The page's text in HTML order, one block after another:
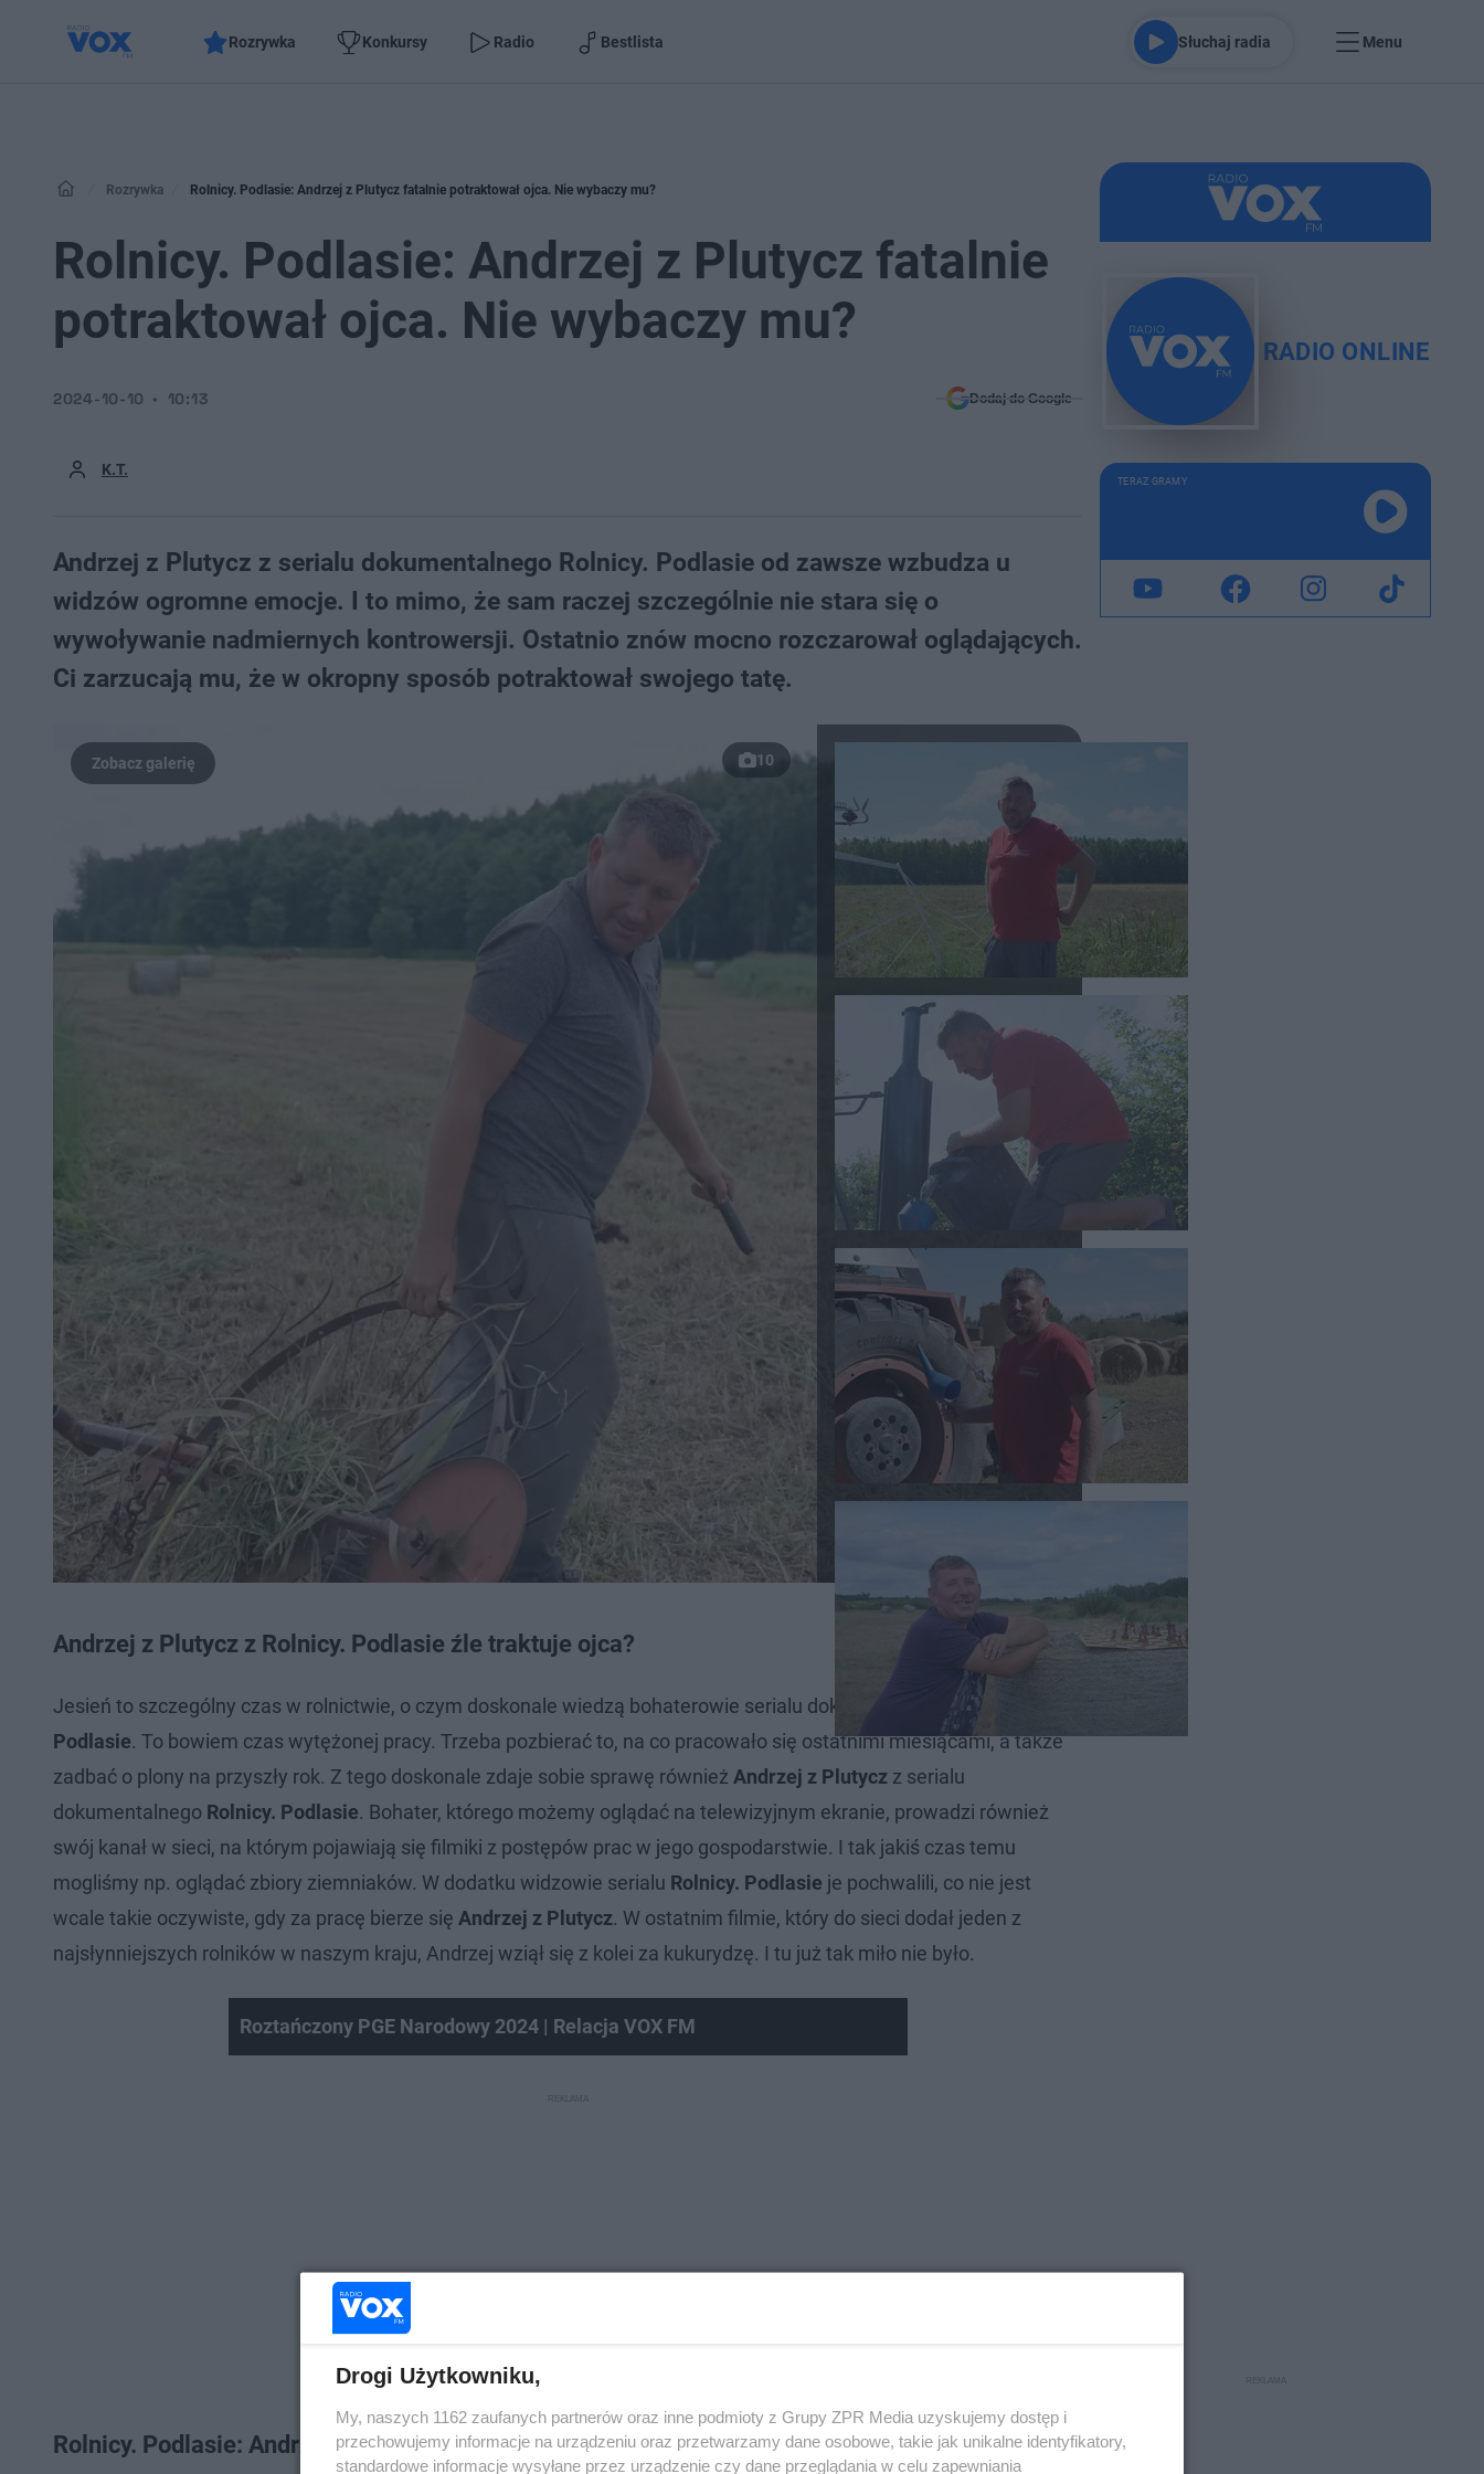
Rozrywka Konkursy Radio Bestlista Słuchaj radia Menu
Rozrywka Rolnicy. Podlasie: Andrzej z Plutycz fatalnie potraktował ojca. Nie wybaczy mu?
Rolnicy. Podlasie: Andrzej z Plutycz fatalnie
potraktował ojca. Nie wybaczy mu?
K.T.
2024-10-10 10:13 Dodaj do Google
Andrzej z Plutycz z serialu dokumentalnego Rolnicy. Podlasie od zawsze wzbudza u
widzów ogromne emocje. I to mimo, że sam raczej szczególnie nie stara się o
wywoływanie nadmiernych kontrowersji. Ostatnio znów mocno rozczarował oglądających.
Ci zarzucają mu, że w okropny sposób potraktował swojego tatę.
10
Andrzej z Plutycz z Rolnicy. Podlasie źle traktuje ojca?
Jesień to szczególny czas w rolnictwie, o czym doskonale wiedzą bohaterowie serialu dokumentalnegoRolnicy.
Podlasie. To bowiem czas wytężonej pracy. Trzeba pozbierać to, na co pracowało się ostatnimi miesiącami, a także
zadbać o plony na przyszły rok. Z tego doskonale zdaje sobie sprawę również Andrzej z Plutycz z serialu
dokumentalnego Rolnicy. Podlasie. Bohater, którego możemy oglądać na telewizyjnym ekranie, prowadzi również
swój kanał w sieci, na którym pojawiają się filmiki z postępów prac w jego gospodarstwie. I tak jakiś czas temu
mogliśmy np. oglądać zbiory ziemniaków. W dodatku widzowie serialu Rolnicy. Podlasie je pochwalili, co nie jest
wcale takie oczywiste, gdy za pracę bierze się Andrzej z Plutycz. W ostatnim filmie, który do sieci dodał jeden z
najsłynniejszych rolników w naszym kraju, Andrzej wziął się z kolei za kukurydzę. I tu już tak miło nie było.
Roztańczony PGE Narodowy 2024 | Relacja VOX FM
Rolnicy. Podlasie: Andrzej z Plutycz krytykowany przez internautów
RADIO ONLINE
TERAZ GRAMY
Drogi Użytkowniku,
My, naszych 1162 zaufanych partnerów oraz inne podmioty z Grupy ZPR Media uzyskujemy dostęp i
przechowujemy informacje na urządzeniu oraz przetwarzamy dane osobowe, takie jak unikalne identyfikatory,
standardowe informacje wysyłane przez urządzenie czy dane przeglądania w celu zapewniania